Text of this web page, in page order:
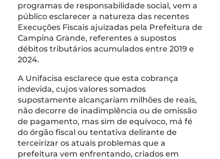
programas de responsabilidade social, vem a
público esclarecer a natureza das recentes
Execuções Fiscais ajuizadas pela Prefeitura de
Campina Grande, referentes a supostos
débitos tributários acumulados entre 2019 e
2024.
A Unifacisa esclarece que esta cobrança
indevida, cujos valores somados
supostamente alcançariam milhões de reais,
não decorre de inadimplência ou de omissão
de pagamento, mas sim de equívoco, má fé
do órgão fiscal ou tentativa delirante de
terceirizar os atuais problemas que a
prefeitura vem enfrentando, criados em